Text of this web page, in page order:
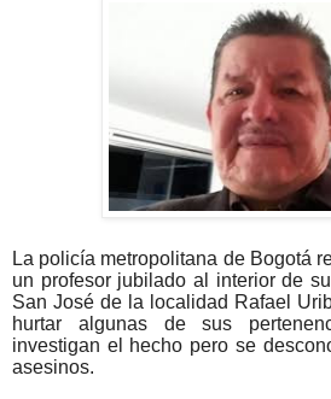
La policía metropolitana de Bogotá
un profesor jubilado al interior de
San José de la localidad Rafael
hurtar algunas de sus
investigan el hecho pero se
asesinos.